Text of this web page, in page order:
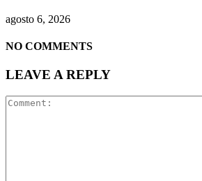
agosto 6, 2026
NO COMMENTS
LEAVE A REPLY